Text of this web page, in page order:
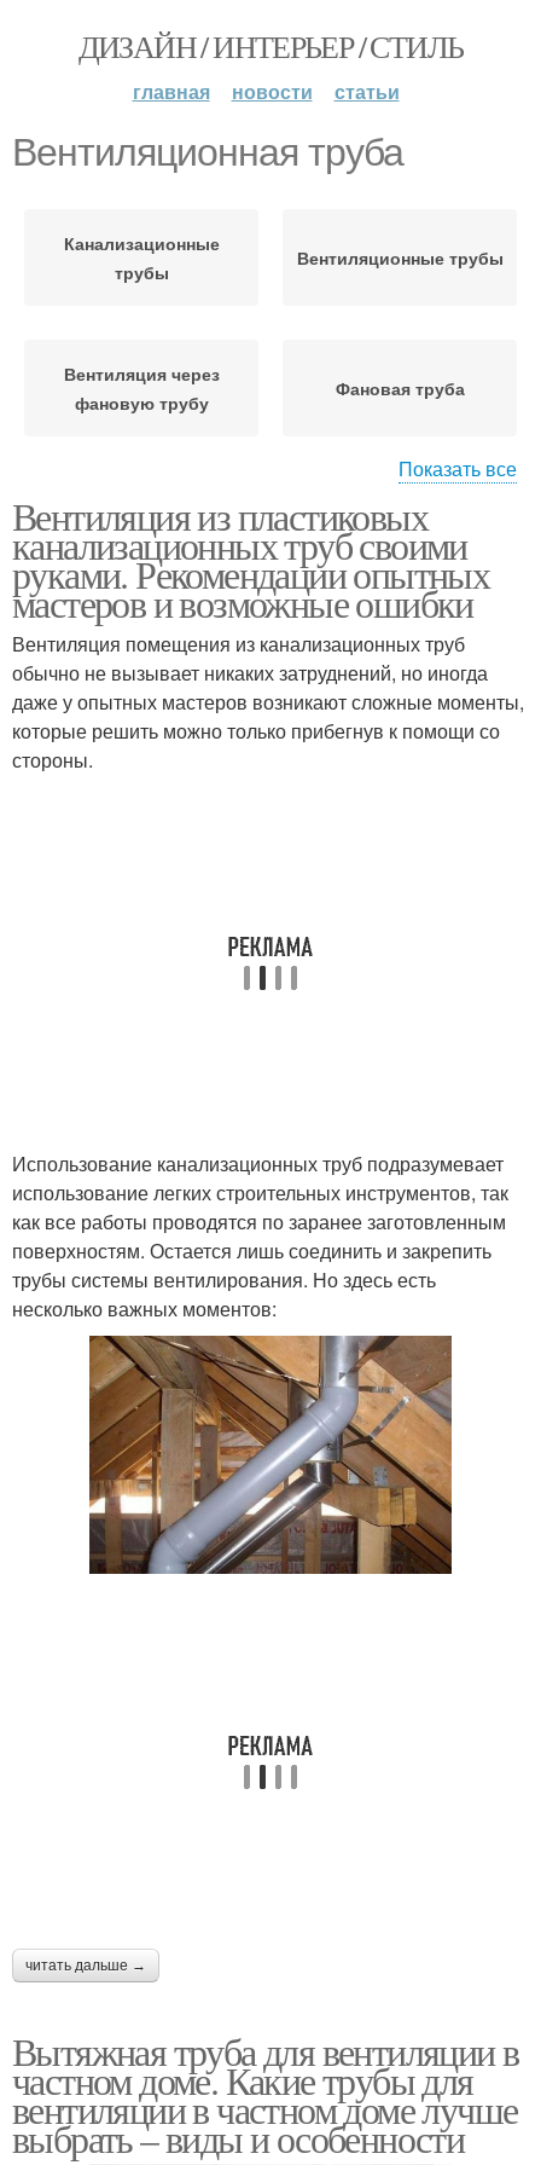
ДИЗАЙН / ИНТЕРЬЕР / СТИЛЬ
главная новости статьи
Вентиляционная труба
Канализационные
трубы
Вентиляционные трубы
Вентиляция через
фановую трубу
Фановая труба
канализационную трубу
Вытяжная труба
Труба для вентиляции Трубы для вентиляции
Труба на кухне
Вентиляционная
система
Требования к
вентиляционным
трубам
Показать все
Вентиляция из пластиковых
канализационных труб своими
руками. Рекомендации опытных
мастеров и возможные ошибки
Вентиляция помещения из канализационных труб
обычно не вызывает никаких затруднений, но иногда
даже у опытных мастеров возникают сложные моменты,
которые решить можно только прибегнув к помощи со
стороны.
Использование канализационных труб подразумевает
использование легких строительных инструментов, так
как все работы проводятся по заранее заготовленным
поверхностям. Остается лишь соединить и закрепить
трубы системы вентилирования. Но здесь есть
несколько важных моментов:
читать дальше →
Вытяжная труба для вентиляции в
частном доме. Какие трубы для
вентиляции в частном доме лучше
выбрать – виды и особенности